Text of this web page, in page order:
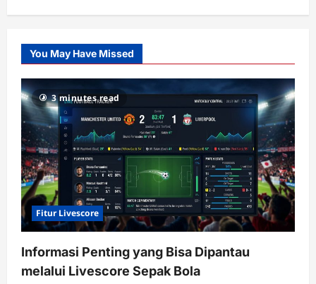
Slot
Gacor
RTP
terupdate
You May Have Missed
3 minutes read
Fitur Livescore
Informasi Penting yang Bisa Dipantau
melalui Livescore Sepak Bola